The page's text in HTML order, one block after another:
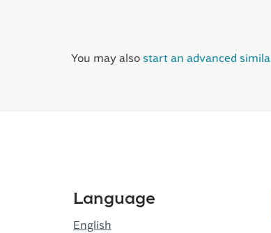
You may also start an advanced
Language
English